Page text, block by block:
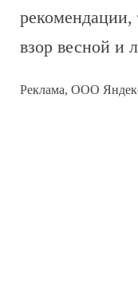
рекомендации,
взор весной и
Реклама, ООО